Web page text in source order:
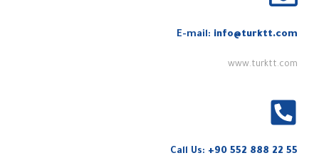
E-mail: info@turktt.com
www.turktt.com
Call Us: +90 552 888 22 55